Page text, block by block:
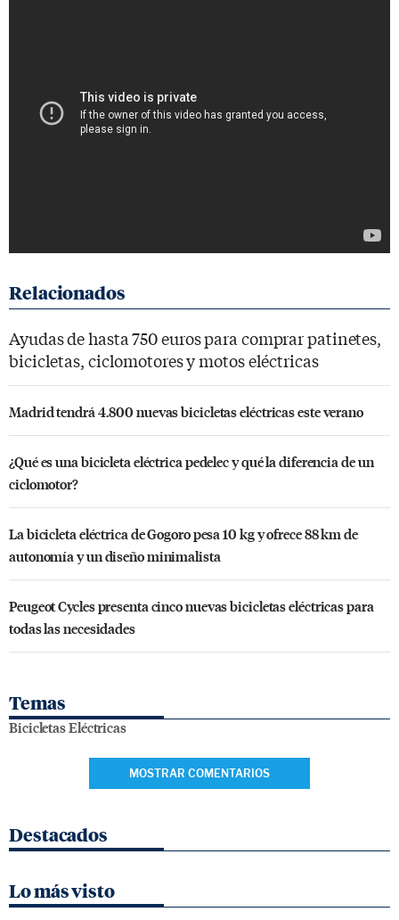
Ayudas de hasta 750 euros para comprar patinetes,
bicicletas, ciclomotores y motos eléctricas
Madrid tendrá 4.800 nuevas bicicletas eléctricas este verano
¿Qué es una bicicleta eléctrica pedelec y qué la diferencia de un
ciclomotor?
La bicicleta eléctrica de Gogoro pesa 10 kg y ofrece 88 km de
autonomía y un diseño minimalista
Peugeot Cycles presenta cinco nuevas bicicletas eléctricas para
todas las necesidades
Temas
Bicicletas Eléctricas
MOSTRAR COMENTARIOS
Destacados
Lo más visto